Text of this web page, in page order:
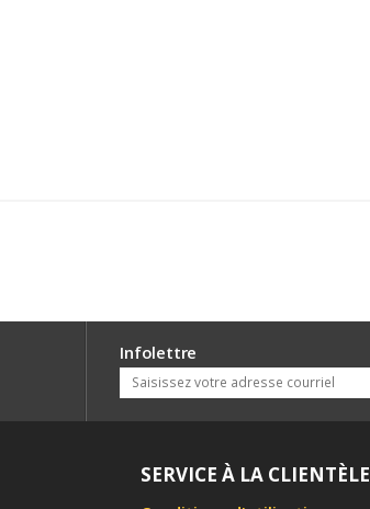
Infolettre
SERVICE À LA CLIENTÈLE